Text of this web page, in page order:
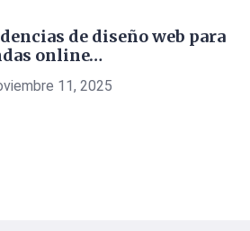
de diseño web para
online…
11, 2025